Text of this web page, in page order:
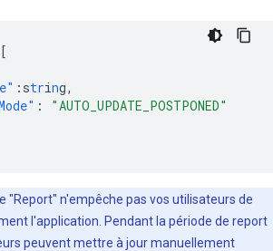
: string,
:
"AUTO_UPDATE_POSTPONED"
"Report" n'empêche pas vos utilisateurs de
l'application. Pendant la période de report
peuvent mettre à jour manuellement